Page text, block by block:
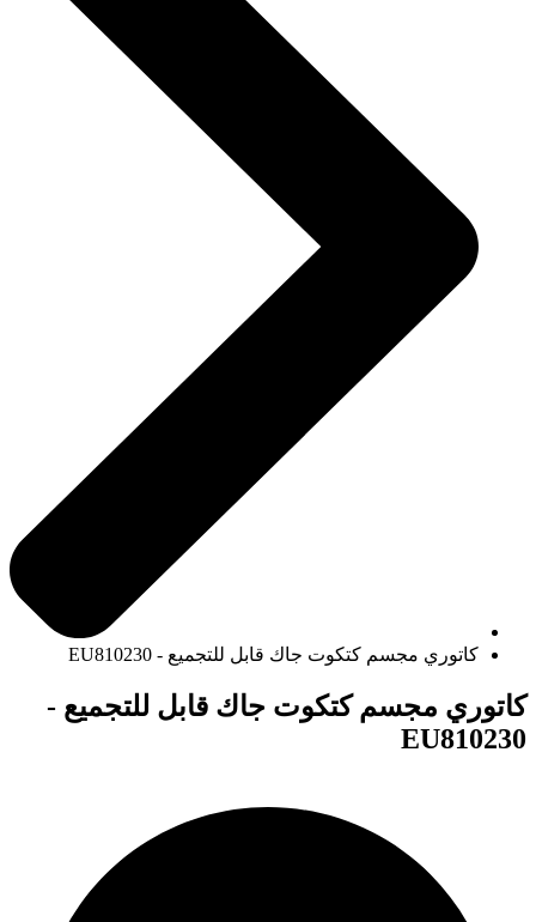
كاتوري مجسم كتكوت جاك قابل للتجميع - EU810230
كاتوري مجسم كتكوت جاك قابل للتجميع -
EU810230